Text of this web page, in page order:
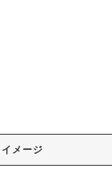
イメージ